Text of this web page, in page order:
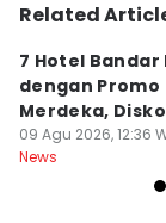
Related
7 Hotel Bandar
dengan Promo
Merdeka,
50 Persen
09 Agu 2026, 12:36
News